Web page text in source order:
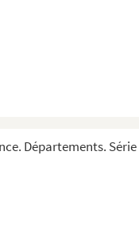
Départements.